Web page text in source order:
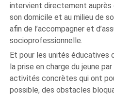
intervient directement auprès
son domicile et au milieu de
afin de l’accompagner et
socioprofessionnelle.
Et pour les unités éducatives
la prise en charge du jeune
activités concrètes qui ont
possible, des obstacles